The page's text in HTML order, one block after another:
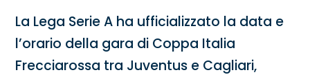
La Lega Serie A ha ufficializzato la data e
l’orario della gara di Coppa Italia
Frecciarossa tra Juventus e Cagliari,